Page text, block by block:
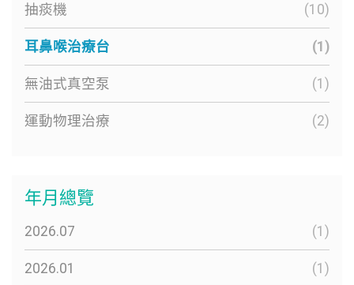
抽痰機 (10)
耳鼻喉治療台 (1)
無油式真空泵 (1)
運動物理治療 (2)
年月總覽
2026.07 (1)
2026.01 (1)